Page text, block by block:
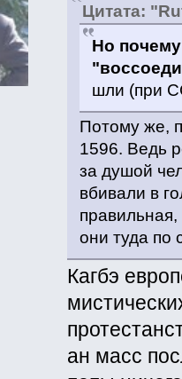
Цитата:
Но
шли (при
Потому же,
1596. Ведь
за душой
вбивали в
правильная,
они туда по
Кагбэ
ан масс